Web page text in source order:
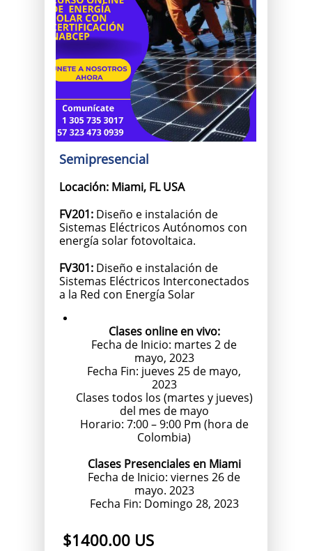
Semipresencial
Locación: Miami, FL USA
FV201: Diseño e instalación de
Sistemas Eléctricos Autónomos con
energía solar fotovoltaica.
FV301: Diseño e instalación de
Sistemas Eléctricos Interconectados
a la Red con Energía Solar
Clases online en vivo:
Fecha de Inicio: martes 2 de
mayo, 2023
Fecha Fin: jueves 25 de mayo,
2023
Clases todos los (martes y jueves)
del mes de mayo
Horario: 7:00 – 9:00 Pm (hora de
Colombia)
Clases Presenciales en Miami
Fecha de Inicio: viernes 26 de
mayo. 2023
Fecha Fin: Domingo 28, 2023
$1400.00 US